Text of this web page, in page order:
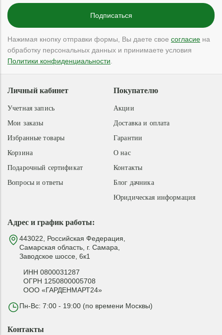
Нажимая кнопку отправки формы, Вы даете свое согласие на
обработку персональных данных и принимаете условия
Политики конфиденциальности
Адрес и график работы:
443022, Российская Федерация,
Самарская область, г. Самара,
Заводское шоссе, 6к1
ИНН 0800031287
ОГРН 1250800005708
ООО «ГАРДЕНМАРТ24»
Пн-Вс: 7:00 - 19:00 (по времени Москвы)
Покупателю
Акции
Доставка и оплата
Гарантии
О нас
Контакты
Блог дачника
Юридическая информация
Личный кабинет
Учетная запись
Мои заказы
Избранные товары
Корзина
Подарочный сертификат
Вопросы и ответы
Контакты